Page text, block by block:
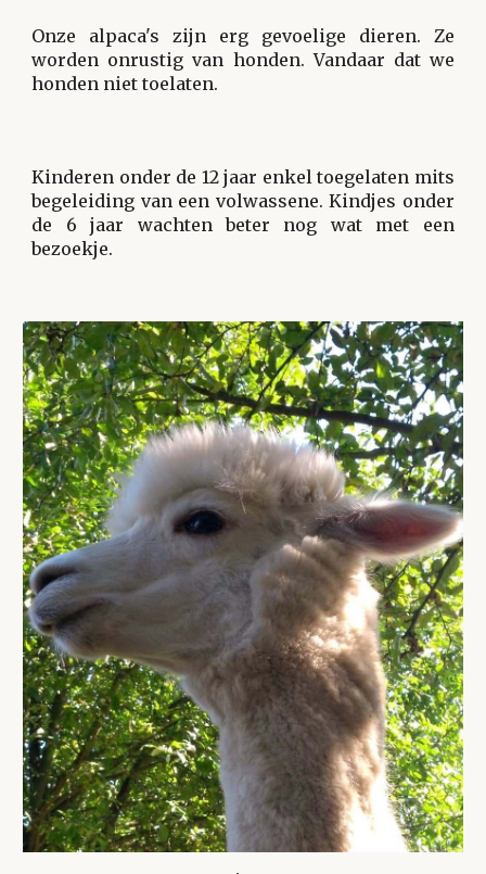
Onze alpaca's zijn erg gevoelige dieren. Ze
worden onrustig van honden. Vandaar dat we
honden niet toelaten.
Kinderen onder de 12 jaar enkel toegelaten mits
begeleiding van een volwassene. Kindjes onder
de 6 jaar wachten beter nog wat met een
bezoekje.